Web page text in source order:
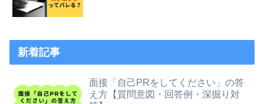
新着記事
面接「自己PRをしてください」の答
え方【質問意図・回答例・深掘り対